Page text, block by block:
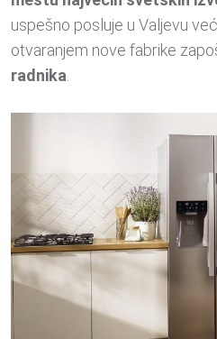
uspešno posluje u Valjevu
otvaranjem nove fabrike
radnika